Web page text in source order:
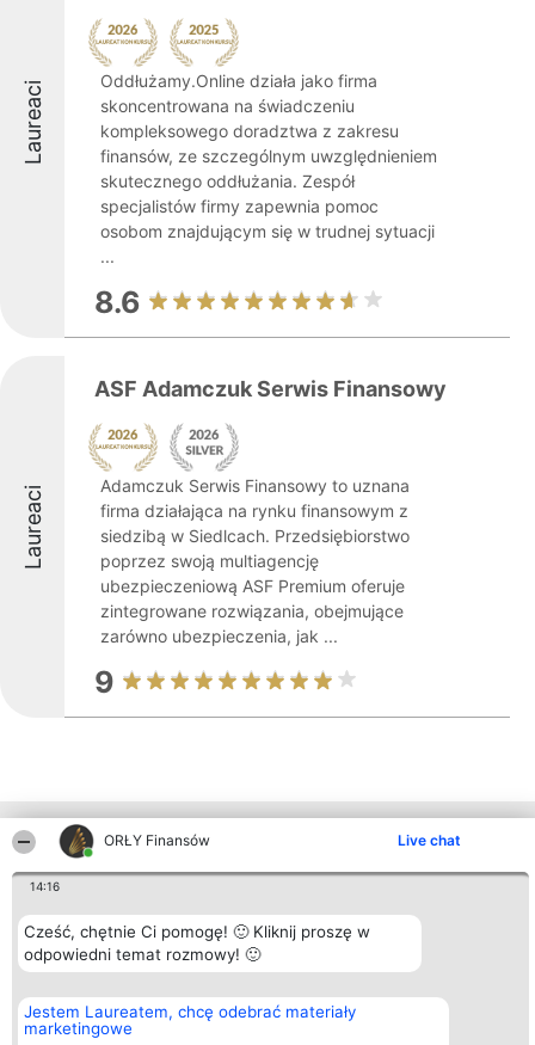
ORŁY Finansów Live chat
14:16
Cześć, chętnie Ci pomogę! 🙂 Kliknij proszę w
odpowiedni temat rozmowy! 🙂
Jestem Laureatem, chcę odebrać materiały
marketingowe
Laureaci
Oddłużamy.Online działa jako firma
skoncentrowana na świadczeniu
kompleksowego doradztwa z zakresu
finansów, ze szczególnym uwzględnieniem
skutecznego oddłużania. Zespół
specjalistów firmy zapewnia pomoc
osobom znajdującym się w trudnej sytuacji
...
8.6
Laureaci
ASF Adamczuk Serwis Finansowy
Adamczuk Serwis Finansowy to uznana
firma działająca na rynku finansowym z
siedzibą w Siedlcach. Przedsiębiorstwo
poprzez swoją multiagencję
ubezpieczeniową ASF Premium oferuje
zintegrowane rozwiązania, obejmujące
zarówno ubezpieczenia, jak ...
9
Inne firmy z województwa
Organizator plebiscytu
Bright Side Solutions sp. z o.
o. sp. k.
ul. Ruska 22
KRS 0000749100 | Regon
381313360 | NIP 8943132676
Plebiscyt
Laureaci
Lista
wszystkich
Zasady
Kontakt